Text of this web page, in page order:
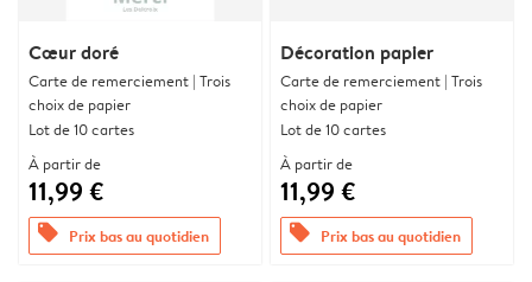
Cœur doré
Carte de remerciement | Trois
choix de papier
Lot de 10 cartes
À partir de
11,99 €
offers Prix bas au quotidien
Décoration papier
Carte de remerciement | Trois
choix de papier
Lot de 10 cartes
À partir de
11,99 €
offers Prix bas au quotidien